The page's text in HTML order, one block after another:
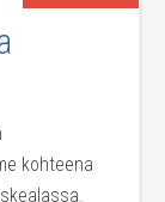
kohteena